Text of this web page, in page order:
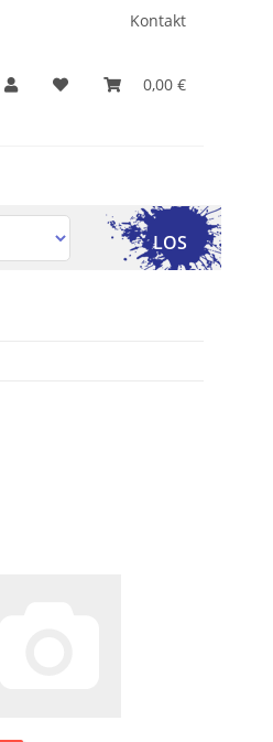
Kontakt
0,00 €
LOS